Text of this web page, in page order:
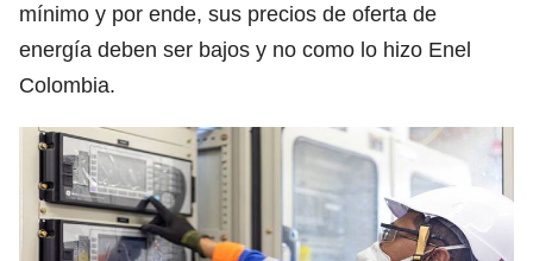
mínimo y por ende, sus precios de oferta de
energía deben ser bajos y no como lo hizo Enel
Colombia.